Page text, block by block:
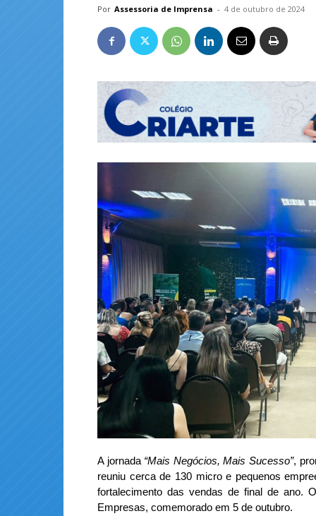
Por Assessoria de Imprensa - 4 de outubro de 2024
A jornada “Mais Negócios, Mais Sucesso”,
reuniu cerca de 130 micro e pequenos
fortalecimento das vendas de final de ano.
Empresas, comemorado em 5 de outubro.